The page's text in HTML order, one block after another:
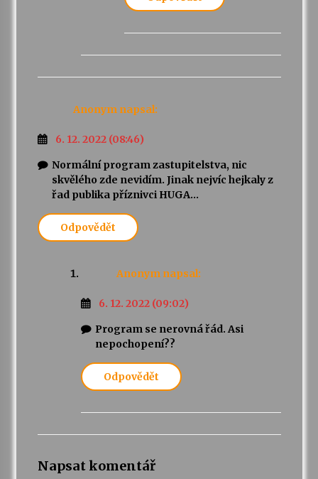
Anonym napsal:
6. 12. 2022 (08:46)
Normální program zastupitelstva, nic
skvělého zde nevidím. Jinak nejvíc hejkaly z
řad publika příznivci HUGA…
Odpovědět
Anonym napsal:
6. 12. 2022 (09:02)
Program se nerovná řád. Asi
nepochopení??
Odpovědět
Napsat komentář